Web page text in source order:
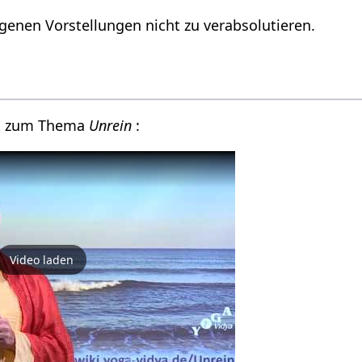
Vorstellungen nicht zu verabsolutieren.
Thema Unrein :
Video laden